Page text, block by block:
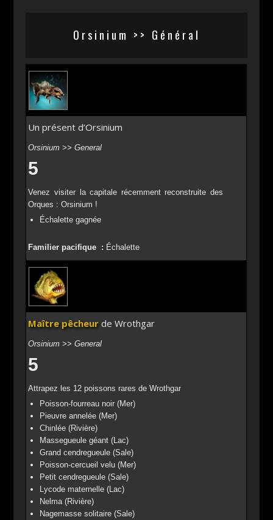
Orsinium >> Général
Un présent d’Orsinium
Orsinium >> General
5
Venez visiter la capitale récemment reconstruite des
Orques : Orsinium !
Échalette gagnée
Familier pacifique : Échalette
Maître pêcheur de Wrothgar
Orsinium >> General
5
Attrapez les 12 poissons rares de Wrothgar
Poisson-fourreau noir (Mer)
Pieuvre annelée (Mer)
Chinlée (Rivière)
Massegueule géant (Lac)
Grand cendregueule (Sale)
Poisson-cercueil velu (Mer)
Petit cendregueule (Sale)
Lycode maternelle (Lac)
Nelma (Rivière)
Nagemasse solitaire (Sale)